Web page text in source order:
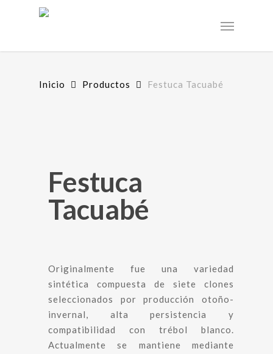
Menu
Inicio Productos Festuca Tacuabé
Festuca
Tacuabé
Originalmente fue una variedad
sintética compuesta de siete clones
seleccionados por producción otoño-
invernal, alta persistencia y
compatibilidad con trébol blanco.
Actualmente se mantiene mediante